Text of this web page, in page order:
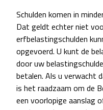
Schulden komen in
Dat geldt echter niet
erfbelastingschulden
opgevoerd. U kunt de
door uw
betalen. Als u verwacht
is het raadzaam om de
een voorlopige aanslag